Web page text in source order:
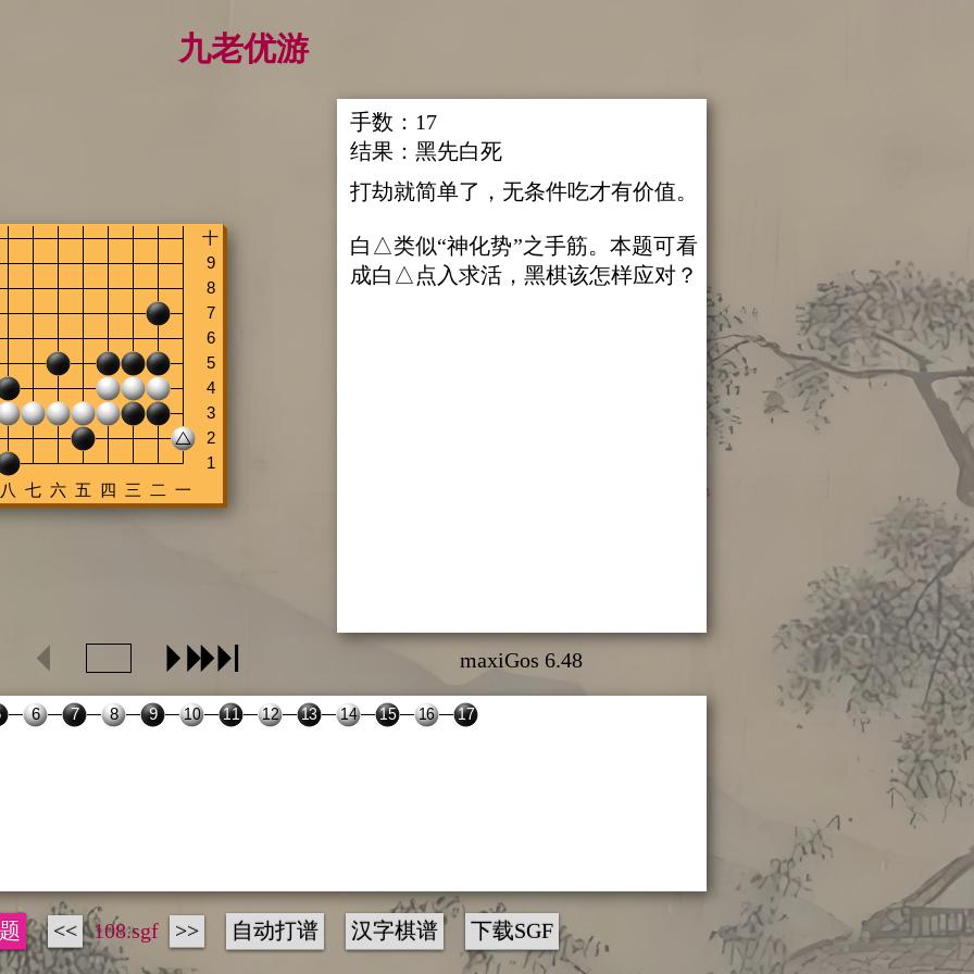
九老优游
手数： 17
结果： 黑先白死
打劫就简单了，无条件吃才有价值。
白△类似“神化势”之手筋。本题可看
成白△点入求活，黑棋该怎样应对？
maxiGos 6.48
<< 108.sgf >> 自动打谱 汉字棋谱 下载SGF